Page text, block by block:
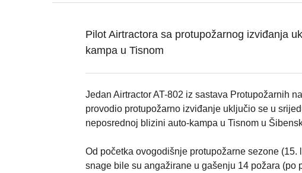
Pilot Airtractora sa protupožarnog izviđanja
kampa u Tisnom
Jedan Airtractor AT-802 iz sastava Protupožarnih
provodio protupožarno izviđanje uključio se u
neposrednoj blizini auto-kampa u Tisnom u
Od početka ovogodišnje protupožarne sezone
snage bile su angažirane u gašenju 14 požara